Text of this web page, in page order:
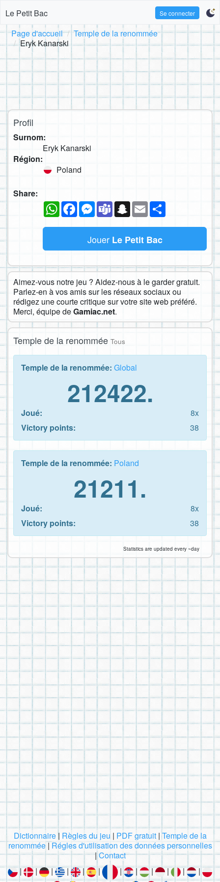
Le Petit Bac Se connecter
Page d'accueil
Temple de la renommée
Eryk Kanarski
Profil
Surnom:
Eryk Kanarski
Région:
Poland
Share:
WhatsAppFacebookMessenger
TeamsSnapchat
Email
Jouer Le Petit Bac
Aimez-vous notre jeu ? Aidez-nous à le garder gratuit.
Parlez-en à vos amis sur les réseaux sociaux ou
rédigez une courte critique sur votre site web préféré.
Merci, équipe deGamiac.net.
Temple de la renommée Tous
Temple de la renommée: Global
212422.
Joué:
8x
Victory points:
38
Temple de la renommée: Poland
21211.
Joué:
8x
Victory points:
38
Statistics are updated every ~day
Dictionnaire| Règles du jeu | PDF gratuit|Temple de la
renommée|Régles d'utilisation des données personnelles
|Contact
|
| | | | | | | | | |
|